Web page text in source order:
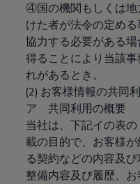
④国の機関もしくは地
けた者が法令の定め
協力する必要がある
得ることにより当該
れがあるとき。
(2) お客様情報の共同
ア 共同利用の概要
当社は、下記イの表
載の目的で、お客様
る契約などの内容及
整備内容及び履歴、